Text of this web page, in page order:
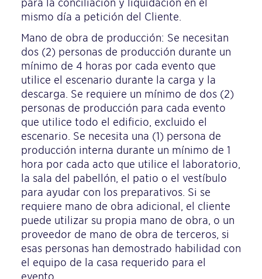
para la conciliación y liquidación en el
mismo día a petición del Cliente.
Mano de obra de producción: Se necesitan
dos (2) personas de producción durante un
mínimo de 4 horas por cada evento que
utilice el escenario durante la carga y la
descarga. Se requiere un mínimo de dos (2)
personas de producción para cada evento
que utilice todo el edificio, excluido el
escenario. Se necesita una (1) persona de
producción interna durante un mínimo de 1
hora por cada acto que utilice el laboratorio,
la sala del pabellón, el patio o el vestíbulo
para ayudar con los preparativos. Si se
requiere mano de obra adicional, el cliente
puede utilizar su propia mano de obra, o un
proveedor de mano de obra de terceros, si
esas personas han demostrado habilidad con
el equipo de la casa requerido para el
evento.